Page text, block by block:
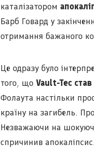
каталізатором
Барб Говард у
отримання бажаного
Це одразу було
того, що Vault-Tec
Фолаута настільки
країну на загибель.
Незважаючи на
спричинив